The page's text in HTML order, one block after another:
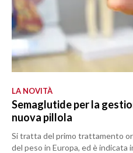
LA NOVITÀ
Semaglutide per la
nuova pillola
Si tratta del primo trattamento
del peso in Europa, ed è indicata